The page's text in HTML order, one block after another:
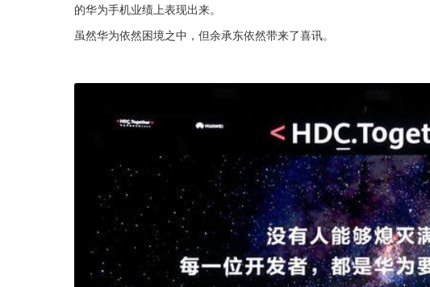
的华为手机业绩上表现出来。
虽然华为依然困境之中，但余承东依然带来了喜讯。